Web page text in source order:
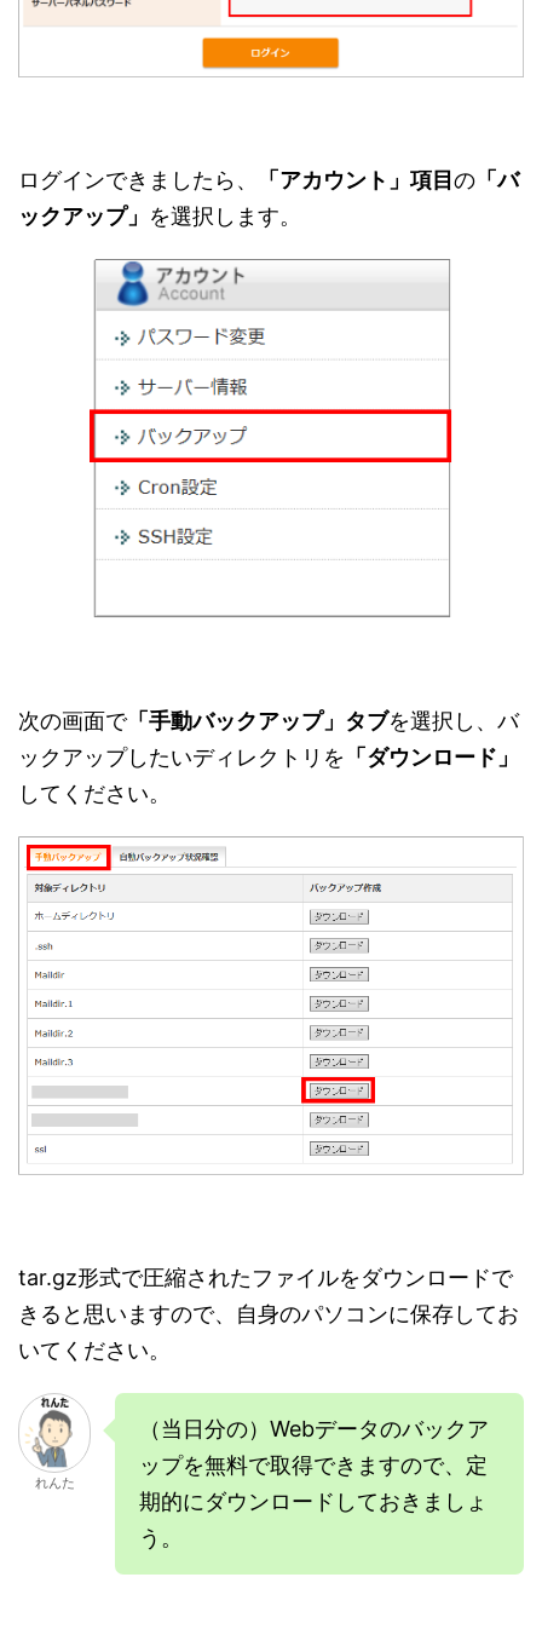
ログインできましたら、 「アカウント」項目の 「バ
ックアップ」 を選択します。
次の画面で「手動バックアップ」タブを選択し、バ
ックアップしたいディレクトリを 「ダウンロード」
してください。
tar.gz形式で圧縮されたファイルをダウンロードで
きると思いますので、自身のパソコンに保存してお
いてください。
れんた
（当日分の）Webデータのバックア
ップを無料で取得できますので、定
期的にダウンロードしておきましょ
う。